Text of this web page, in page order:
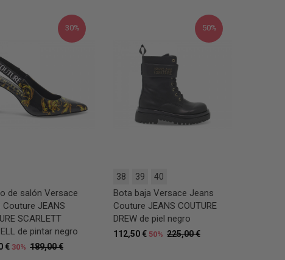
30%
de salón Versace
Couture JEANS
SCARLETT
de pintar negro
189,00 €
€ 30%
50%
38 39 40
Bota baja Versace Jeans
Couture JEANS COUTURE
DREW de piel negro
225,00 €
112,50 € 50%